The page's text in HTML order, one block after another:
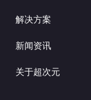
解决方案
新闻资讯
关于超次元